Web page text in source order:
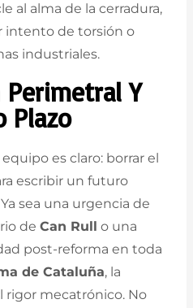
al alma de la cerradura,
intento de torsión o
industriales.
Y
Plazo
es claro: borrar el
escribir un futuro
sea una urgencia de
de Can Rull o una
post-reforma en toda
de Cataluña, la
rigor mecatrónico. No